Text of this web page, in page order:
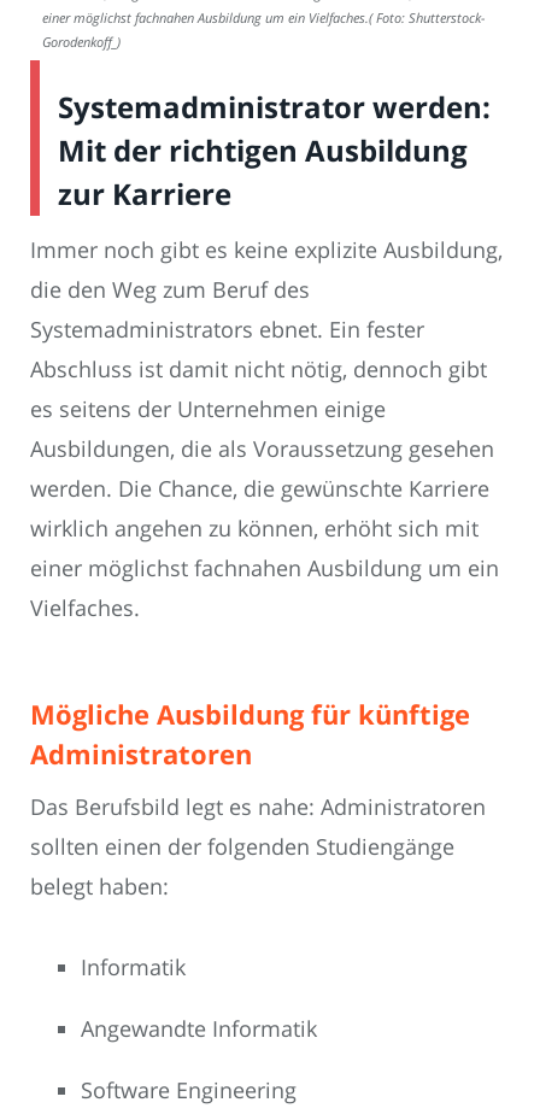
einer möglichst fachnahen Ausbildung um ein Vielfaches.( Foto: Shutterstock-
Gorodenkoff_)
Systemadministrator werden:
Mit der richtigen Ausbildung
zur Karriere
Immer noch gibt es keine explizite Ausbildung,
die den Weg zum Beruf des
Systemadministrators ebnet. Ein fester
Abschluss ist damit nicht nötig, dennoch gibt
es seitens der Unternehmen einige
Ausbildungen, die als Voraussetzung gesehen
werden. Die Chance, die gewünschte Karriere
wirklich angehen zu können, erhöht sich mit
einer möglichst fachnahen Ausbildung um ein
Vielfaches.
Mögliche Ausbildung für künftige
Administratoren
Das Berufsbild legt es nahe: Administratoren
sollten einen der folgenden Studiengänge
belegt haben:
Informatik
Angewandte Informatik
Software Engineering